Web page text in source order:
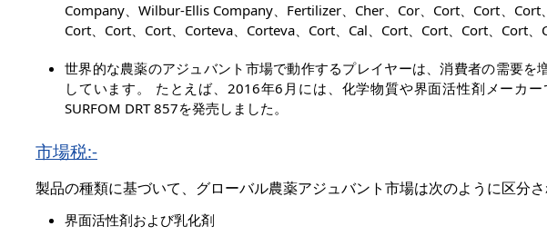
Company、Wilbur-Ellis Company、Fertilizer、Cher、Cor、Cort、Cort、Cort
Cort、Cort、Cort、Corteva、Corteva、Cort、Cal、Cort、Cort、Cort、Cort、
世界的な農薬のアジュバント市場で動作するプレイヤーは、消費者の需要を
しています。 たとえば、2016年6月には、化学物質や界面活性剤メーカ
SURFOM DRT 857を発売しました。
市場税:-
製品の種類に基づいて、グローバル農薬アジュバント市場は次のように区分さ
界面活性剤および乳化剤